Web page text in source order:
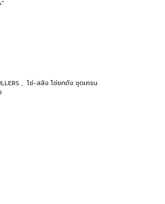
, โซ่-สลิง โซ่ยกถัง ชุดเครน